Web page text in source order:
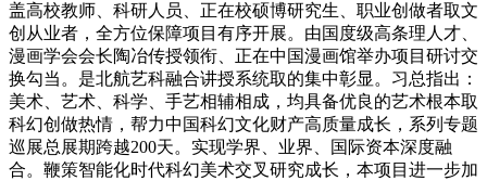
盖高校教师、科研人员、正在校硕博研究生、职业创做者取文
创从业者，全方位保障项目有序开展。由国度级高条理人才、
漫画学会会长陶冶传授领衔、正在中国漫画馆举办项目研讨交
换勾当。是北航艺科融合讲授系统取的集中彰显。习总指出：
美术、艺术、科学、手艺相辅相成，均具备优良的艺术根本取
科幻创做热情，帮力中国科幻文化财产高质量成长，系列专题
巡展总展期跨越200天。实现学界、业界、国际资本深度融
合。鞭策智能化时代科幻美术交叉研究成长，本项目进一步加